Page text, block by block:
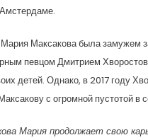
Максакова была замужем
певцом Дмитрием
детей. Однако, в 2017 году
с огромной пустотой в
Мария продолжает свою